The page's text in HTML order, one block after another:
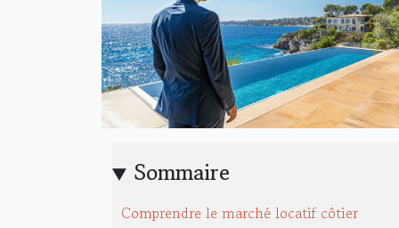
Sommaire
Comprendre le marché locatif côtier